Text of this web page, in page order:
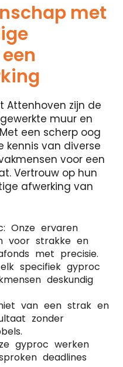
met
Attenhoven zijn de
muur en
een scherp oog
kennis van diverse
voor een
Vertrouw op hun
afwerking van
Onze ervaren
voor strakke en
met precisie.
specifiek gyproc
deskundig
van een strak en
zonder
gyproc werken
deadlines